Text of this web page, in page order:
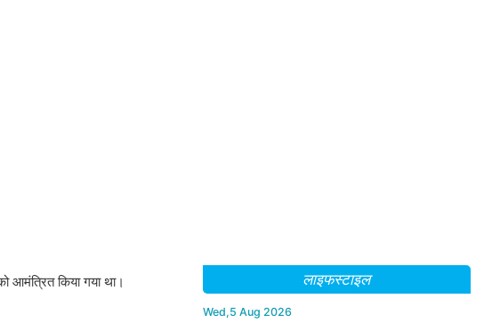
आमंत्रित किया गया था। लाइफस्टाइल
Wed,5 Aug 2026